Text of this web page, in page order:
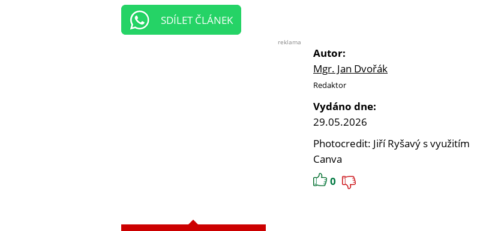
SDÍLET ČLÁNEK
reklama
Autor:
Mgr. Jan Dvořák
Redaktor
Vydáno dne:
29.05.2026
Photocredit: Jiří Ryšavý s využitím
Canva
0